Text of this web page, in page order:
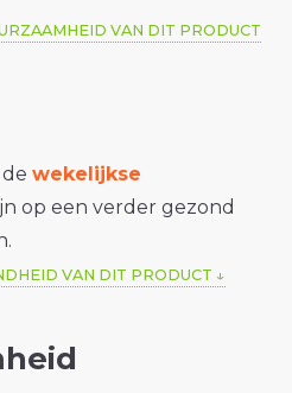
VAN DIT PRODUCT
wekelijkse
op een verder gezond
VAN DIT PRODUCT